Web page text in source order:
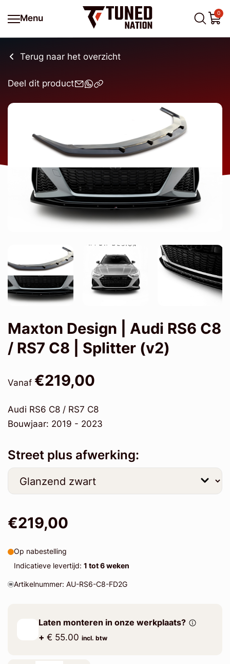
Menu
0
Terug naar het overzicht
Deel dit product
Maxton Design | Audi RS6 C8
/ RS7 C8 | Splitter (v2)
Vanaf €219,00
Audi RS6 C8 / RS7 C8
Bouwjaar: 2019 - 2023
Street plus afwerking:
€219,00
Op nabestelling
Indicatieve levertijd: 1 tot 6 weken
Artikelnummer: AU-RS6-C8-FD2G
Laten monteren in onze werkplaats?
+ € 55.00 incl. btw